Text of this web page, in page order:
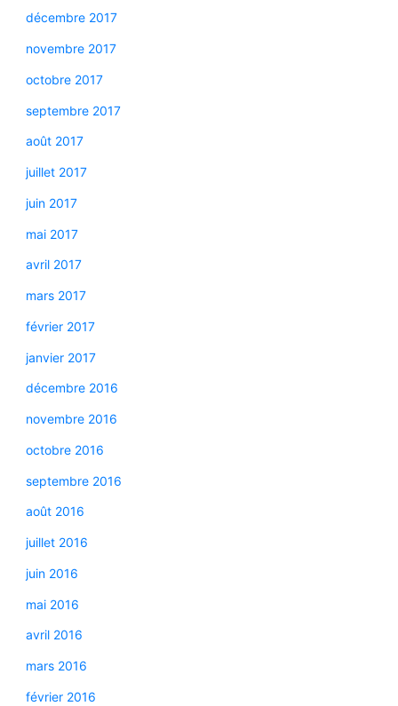
décembre 2017
novembre 2017
octobre 2017
septembre 2017
août 2017
juillet 2017
juin 2017
mai 2017
avril 2017
mars 2017
février 2017
janvier 2017
décembre 2016
novembre 2016
octobre 2016
septembre 2016
août 2016
juillet 2016
juin 2016
mai 2016
avril 2016
mars 2016
février 2016